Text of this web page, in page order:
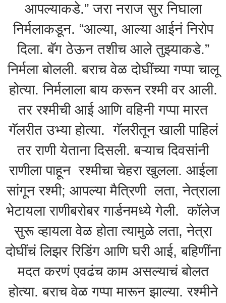
आपल्याकडे.” जरा नराज सुर निघाला
निर्मलाकडून. “आल्या, आल्या आईनं निरोप
दिला. बॅग ठेऊन तशीच आले तुझ्याकडे.”
निर्मला बोलली. बराच वेळ दोघींच्या गप्पा चालू
होत्या. निर्मलाला बाय करून रश्मी वर आली.
तर रश्मीची आई आणि वहिनी गप्पा मारत
गॅलरीत उभ्या होत्या. गॅलरीतून खाली पाहिलं
तर राणी येताना दिसली. बऱ्याच दिवसांनी
राणीला पाहून रश्मीचा चेहरा खुलला. आईला
सांगून रश्मी; आपल्या मैत्रिणी लता, नेत्राला
भेटायला राणीबरोबर गार्डनमध्ये गेली. कॉलेज
सुरू व्हायला वेळ होता त्यामुळे लता, नेत्रा
दोघींचं लिझर रिडिंग आणि घरी आई, बहिणींना
मदत करणं एवढंच काम असल्याचं बोलत
होत्या. बराच वेळ गप्पा मारून झाल्या. रश्मीने